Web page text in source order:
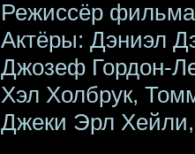
Режиссёр
Актёры: Дэниэл
Джозеф Гордон-
Хэл Холбрук,
Джеки Эрл